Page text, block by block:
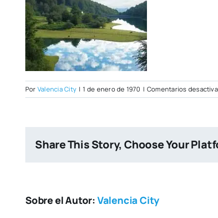
Por Valencia City | 1 de enero de 1970 | Comentarios
Share This Story, Choose Your
Sobre el Autor: Valencia City